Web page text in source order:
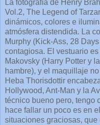
La fotografía de Henry
Vol.2, The Legend of
dinámicos, colores e
atmósfera distendida. La
Murphy (Kick-Ass, 28
contagiosa. El vestuario
Makovsky (Harry Potter y
hambre), y el maquillaje
Heba Thorisdottir
Hollywood, Ant-Man y la
técnico bueno pero, tengo
hace fallar un poco es en
situaciones graciosas,